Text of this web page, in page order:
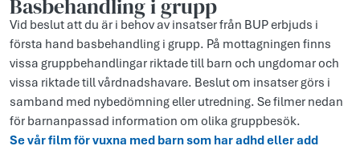
Basbehandling i grupp
Vid beslut att du är i behov av insatser från BUP erbjuds i
första hand basbehandling i grupp. På mottagningen finns
vissa gruppbehandlingar riktade till barn och ungdomar och
vissa riktade till vårdnadshavare. Beslut om insatser görs i
samband med nybedömning eller utredning. Se filmer nedan
för barnanpassad information om olika gruppbesök.
Se vår film för vuxna med barn som har adhd eller add